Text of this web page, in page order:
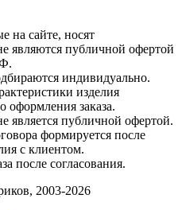
на сайте, носят
являются публичной офертой
индивидуально.
изделия
оформления заказа.
является публичной офертой.
формируется после
с клиентом.
после согласования.
2003-2026